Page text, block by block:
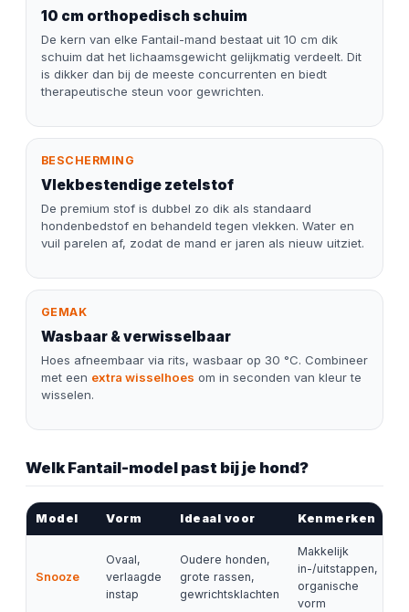
10 cm orthopedisch schuim
De kern van elke Fantail-mand bestaat uit 10 cm dik
schuim dat het lichaamsgewicht gelijkmatig verdeelt. Dit
is dikker dan bij de meeste concurrenten en biedt
therapeutische steun voor gewrichten.
BESCHERMING
Vlekbestendige zetelstof
De premium stof is dubbel zo dik als standaard
hondenbedstof en behandeld tegen vlekken. Water en
vuil parelen af, zodat de mand er jaren als nieuw uitziet.
GEMAK
Wasbaar & verwisselbaar
Hoes afneembaar via rits, wasbaar op 30 °C. Combineer
met een extra wisselhoes om in seconden van kleur te
wisselen.
Welk Fantail-model past bij je hond?
Model Vorm Ideaal voor Kenmerken
Snooze
Ovaal,
verlaagde
instap
Oudere honden,
grote rassen,
gewrichtsklachten
Makkelijk
in-/uitstappen,
organische
vorm